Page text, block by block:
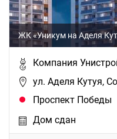
ЖК «Уникум на Аделя
Компания
ул. Аделя Кутуя,
Проспект Победы
Дом сдан